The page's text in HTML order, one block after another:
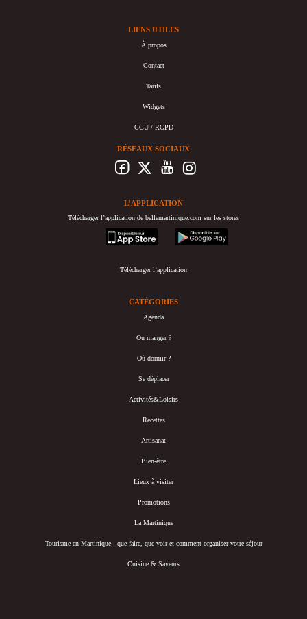
LIENS UTILES
À propos
Contact
Tarifs
Widgets
CGU / RGPD
RÉSEAUX SOCIAUX
L’APPLICATION
Télécharger l’application de bellemartinique.com sur les stores
appstore
googleplay
Télécharger l’application
CATÉGORIES
Agenda
Où manger ?
Où dormir ?
Se déplacer
Activités&Loisirs
Recettes
Artisanat
Bien-être
Lieux à visiter
Promotions
La Martinique
Tourisme en Martinique : que faire, que voir et comment organiser votre séjour
Cuisine & Saveurs